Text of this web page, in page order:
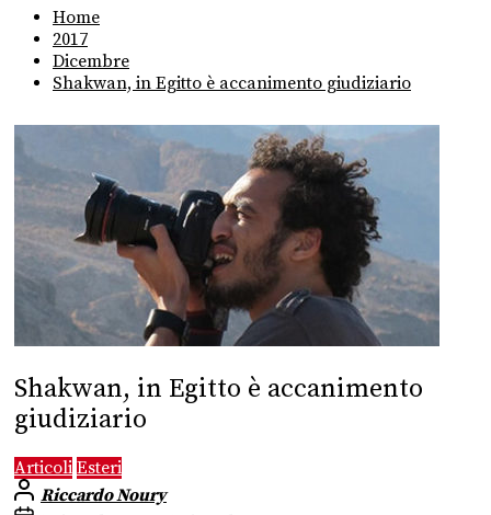
Home
2017
Dicembre
Shakwan, in Egitto è accanimento giudiziario
Shakwan, in Egitto è accanimento
giudiziario
Articoli Esteri
Riccardo Noury